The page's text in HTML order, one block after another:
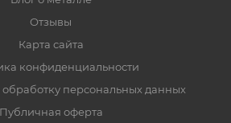
Отзывы
Карта сайта
конфиденциальности
персональных данных
Публичная оферта